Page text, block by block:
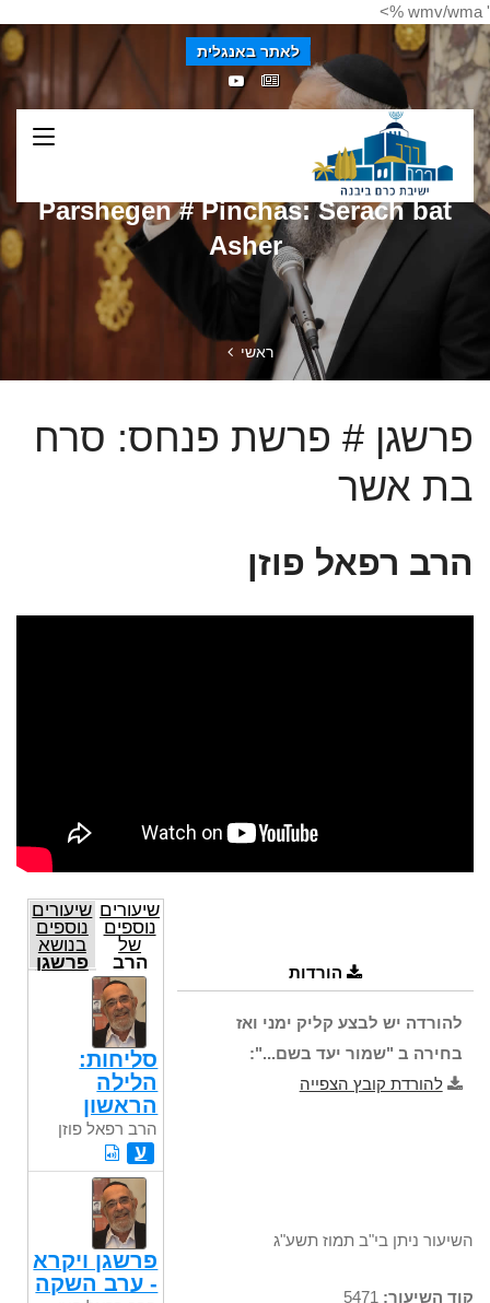
' wmv/wma %>
לאתר באנגלית
Parshegen # Pinchas: Serach bat
Asher
ראשי
פרשגן # פרשת פנחס: סרח
בת אשר
הרב רפאל פוזן
הורדות
להורדה יש לבצע קליק ימני ואז
בחירה ב "שמור יעד בשם...":
להורדת קובץ הצפייה
השיעור ניתן בי"ב תמוז תשע"ג
קוד השיעור:
שיעורים
נוספים
של
הרב
רפאל
פוזן
שיעורים
נוספים
בנושא
פרשגן
סליחות:
הלילה
הראשון
הרב רפאל פוזן
ע
פרשגן ויקרא
- ערב השקה